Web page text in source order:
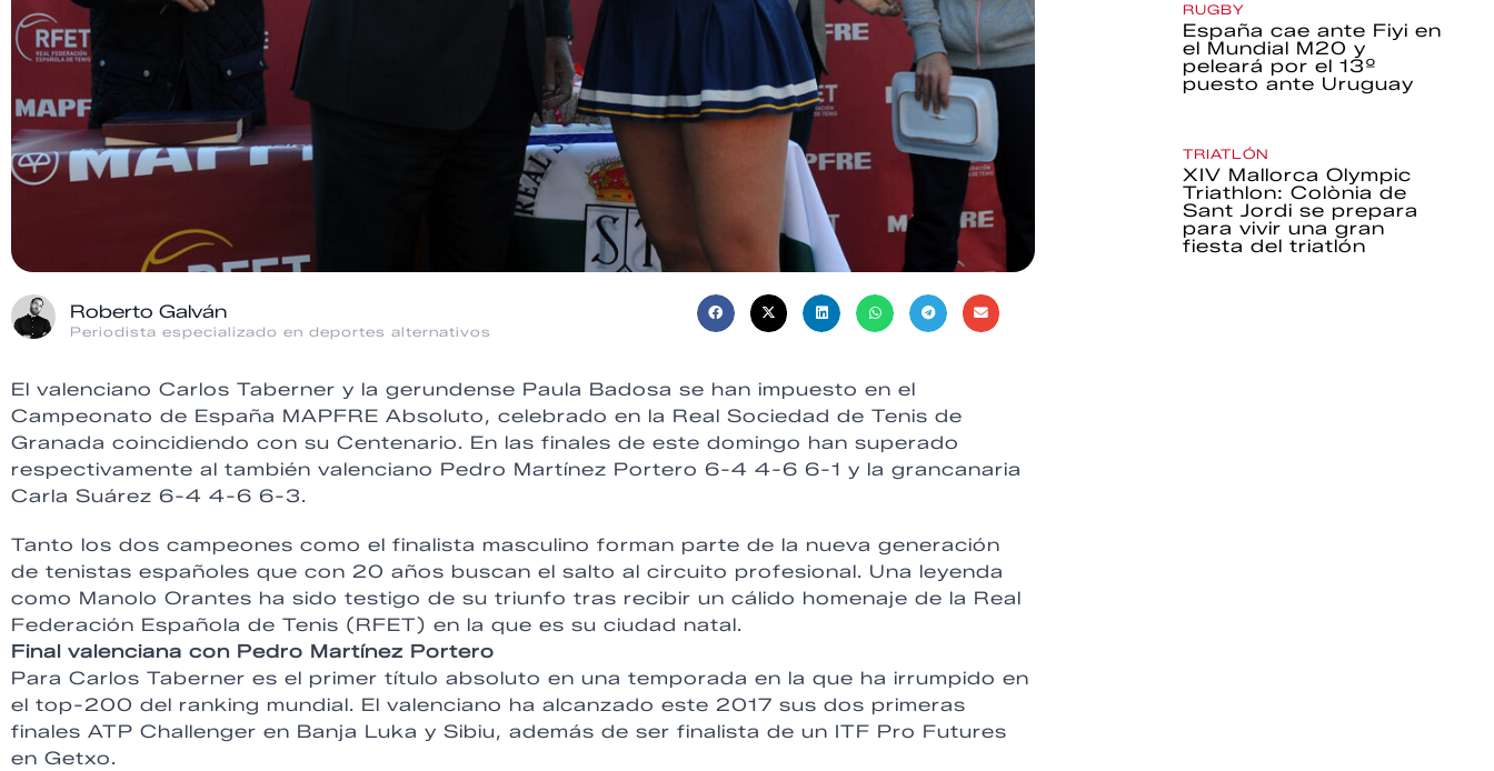
Roberto Galván
Periodista especializado en deportes alternativos
El valenciano Carlos Taberner y la gerundense Paula Badosa se han impuesto en el
Campeonato de España MAPFRE Absoluto, celebrado en la Real Sociedad de Tenis de
Granada coincidiendo con su Centenario. En las finales de este domingo han superado
respectivamente al también valenciano Pedro Martínez Portero 6-4 4-6 6-1 y la grancanaria
Carla Suárez 6-4 4-6 6-3.
Tanto los dos campeones como el finalista masculino forman parte de la nueva generación
de tenistas españoles que con 20 años buscan el salto al circuito profesional. Una leyenda
como Manolo Orantes ha sido testigo de su triunfo tras recibir un cálido homenaje de la Real
Federación Española de Tenis (RFET) en la que es su ciudad natal.
Final valenciana con Pedro Martínez Portero
Para Carlos Taberner es el primer título absoluto en una temporada en la que ha irrumpido en
el top-200 del ranking mundial. El valenciano ha alcanzado este 2017 sus dos primeras
finales ATP Challenger en Banja Luka y Sibiu, además de ser finalista de un ITF Pro Futures
en Getxo.
RUGBY
España cae ante Fiyi en
el Mundial M20 y
peleará por el 13º
puesto ante Uruguay
TRIATLÓN
XIV Mallorca Olympic
Triathlon: Colònia de
Sant Jordi se prepara
para vivir una gran
fiesta del triatlón